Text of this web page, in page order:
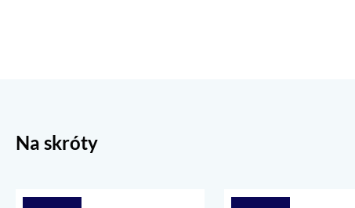
Na skróty